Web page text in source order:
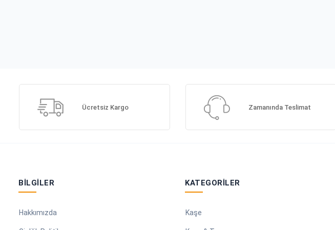
Ücretsiz Kargo Zamanında Teslimat
BILGILER
Hakkımızda
KATEGORILER
Kaşe